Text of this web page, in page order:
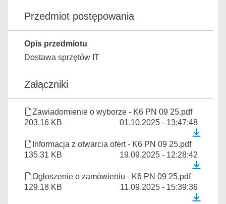
Przedmiot postępowania
Opis przedmiotu
Dostawa sprzętów IT
Załączniki
Zawiadomienie o wyborze - K6 PN 09 25.pdf
203.16 KB
01.10.2025 - 13:47:48
Informacja z otwarcia ofert - K6 PN 09 25.pdf
135.31 KB
19.09.2025 - 12:28:42
Ogłoszenie o zamówieniu - K6 PN 09 25.pdf
129.18 KB
11.09.2025 - 15:39:36